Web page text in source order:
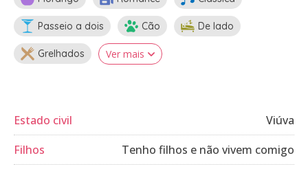
Passeio a dois Cão De lado
Grelhados Ver mais
Estado civil
Viúva
Filhos
Tenho filhos e não vivem comigo